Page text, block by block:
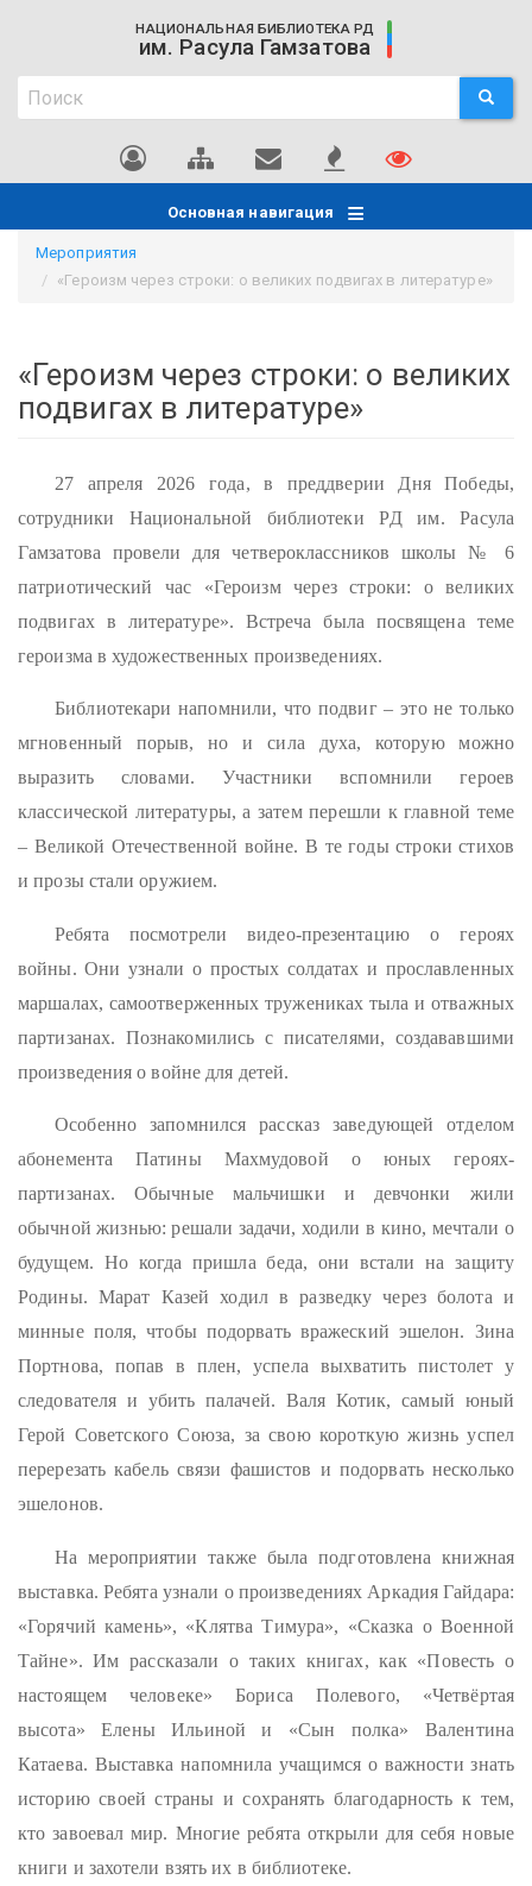
содержанию
НАЦИОНАЛЬНАЯ БИБЛИОТЕКА РД
им. Расула Гамзатова
Поиск
Поиск ПОИСК
Основная навигация
Мероприятия
«Героизм через строки: о великих подвигах в литературе»
«Героизм через строки: о великих
подвигах в литературе»
27 апреля 2026 года, в преддверии Дня Победы,
сотрудники Национальной библиотеки РД им. Расула
Гамзатова провели для четвероклассников школы № 6
патриотический час «Героизм через строки: о великих
подвигах в литературе». Встреча была посвящена теме
героизма в художественных произведениях.
Библиотекари напомнили, что подвиг – это не только
мгновенный порыв, но и сила духа, которую можно
выразить словами. Участники вспомнили героев
классической литературы, а затем перешли к главной теме
– Великой Отечественной войне. В те годы строки стихов
и прозы стали оружием.
Ребята посмотрели видео-презентацию о героях
войны. Они узнали о простых солдатах и прославленных
маршалах, самоотверженных тружениках тыла и отважных
партизанах. Познакомились с писателями, создававшими
произведения о войне для детей.
Особенно запомнился рассказ заведующей отделом
абонемента Патины Махмудовой о юных героях-
партизанах. Обычные мальчишки и девчонки жили
обычной жизнью: решали задачи, ходили в кино, мечтали о
будущем. Но когда пришла беда, они встали на защиту
Родины. Марат Казей ходил в разведку через болота и
минные поля, чтобы подорвать вражеский эшелон. Зина
Портнова, попав в плен, успела выхватить пистолет у
следователя и убить палачей. Валя Котик, самый юный
Герой Советского Союза, за свою короткую жизнь успел
перерезать кабель связи фашистов и подорвать несколько
эшелонов.
На мероприятии также была подготовлена книжная
выставка. Ребята узнали о произведениях Аркадия Гайдара:
«Горячий камень», «Клятва Тимура», «Сказка о Военной
Тайне». Им рассказали о таких книгах, как «Повесть о
настоящем человеке» Бориса Полевого, «Четвёртая
высота» Елены Ильиной и «Сын полка» Валентина
Катаева. Выставка напомнила учащимся о важности знать
историю своей страны и сохранять благодарность к тем,
кто завоевал мир. Многие ребята открыли для себя новые
книги и захотели взять их в библиотеке.